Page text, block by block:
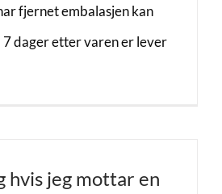
fjernet embalasjen kan
dager etter varen er lever
hvis jeg mottar en